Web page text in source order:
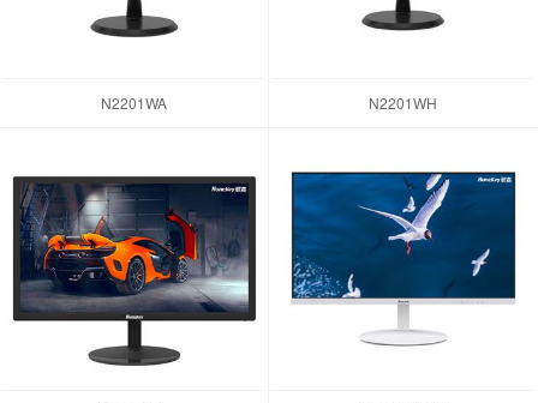
N2201WA N2201WH